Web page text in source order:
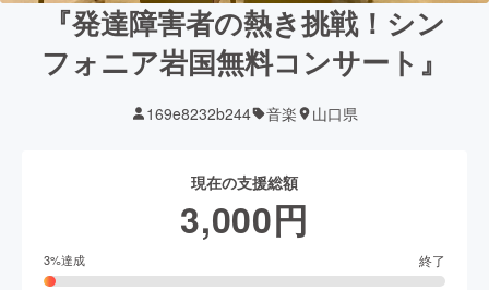
『発達障害者の熱き挑戦！シン
フォニア岩国無料コンサート』
169e8232b244 音楽 山口県
現在の支援総額
3,000円
3%達成 終了